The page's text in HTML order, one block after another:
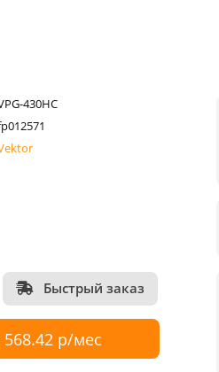
430HС
Быстрый заказ
р/мес